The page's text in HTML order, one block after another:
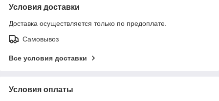
Условия доставки
Доставка осуществляется только по предоплате.
Самовывоз
Все условия доставки
Условия оплаты